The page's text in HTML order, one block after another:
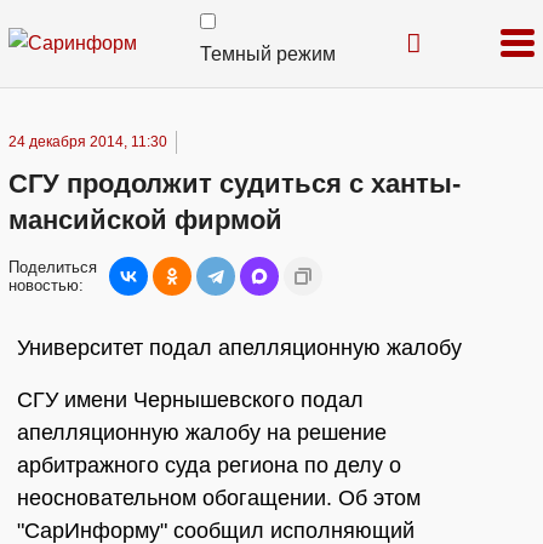
Темный режим
24 декабря 2014, 11:30
СГУ продолжит судиться с ханты-
мансийской фирмой
Поделиться
новостью:
Университет подал апелляционную жалобу
СГУ имени Чернышевского подал
апелляционную жалобу на решение
арбитражного суда региона по делу о
неосновательном обогащении. Об этом
"СарИнформу" сообщил исполняющий